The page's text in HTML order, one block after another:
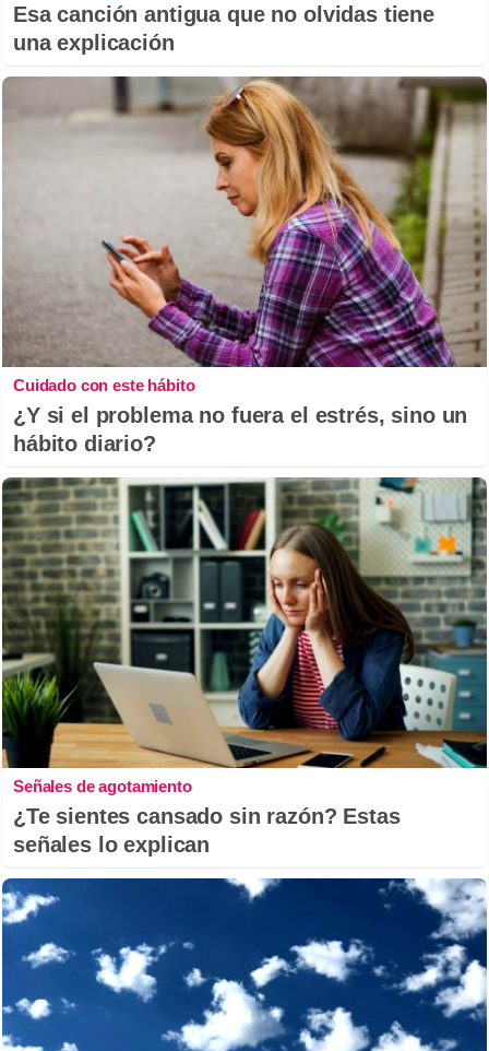
Esa canción antigua que no olvidas tiene
una explicación
Cuidado con este hábito
¿Y si el problema no fuera el estrés, sino un
hábito diario?
Señales de agotamiento
¿Te sientes cansado sin razón? Estas
señales lo explican